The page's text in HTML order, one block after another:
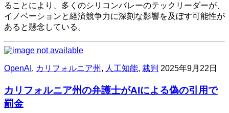
ることにより、多くのシリコンバレーのテックリーダーが、
イノベーションと経済競争力に深刻な影響を及ぼす可能性が
あると懸念している。
OpenAI , カリフォルニア州 , 人工知能, 裁判 2025年9月22日
カリフォルニア州の弁護士がAIによる偽の引用で
罰金